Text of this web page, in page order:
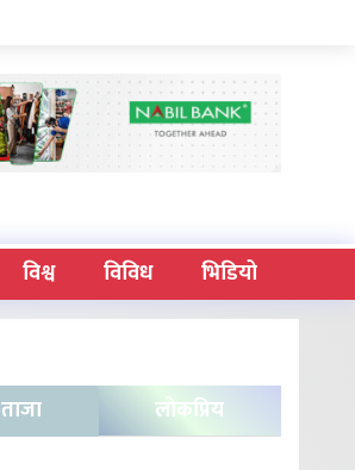
विश्व विविध भिडियो
ताजा लोकप्रिय